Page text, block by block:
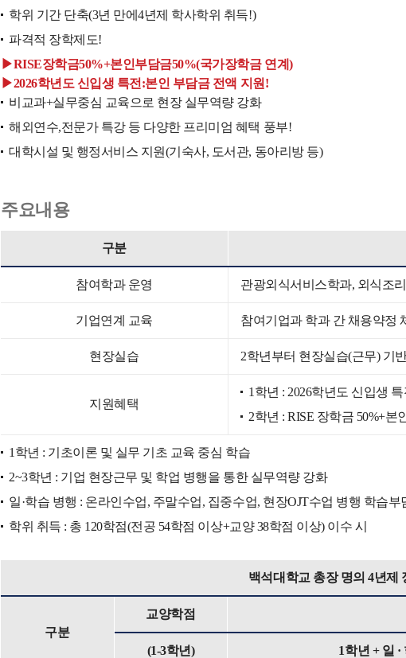
학위 기간 단축(3년 만에4년제 학사학위 취득!)
파격적 장학제도!
▶RISE장학금50%+본인부담금50%(국가장학금 연계)
▶2026학년도 신입생 특전:본인 부담금 전액 지원!
비교과+실무중심 교육으로 현장 실무역량 강화
해외연수,전문가 특강 등 다양한 프리미엄 혜택 풍부!
대학시설 및 행정서비스 지원(기숙사, 도서관, 동아리방 등)
주요내용
구분
참여학과 운영 관광외식서비스학과, 외식조
기업연계 교육 참여기업과 학과 간 채용약정
현장실습 2학년부터 현장실습(근무) 기
지원혜택
1학년 : 2026학년도 신입생
2학년 : RISE 장학금 50%+
1학년 : 기초이론 및 실무 기초 교육 중심 학습
2~3학년 : 기업 현장근무 및 학업 병행을 통한 실무역량 강화
일·학습 병행 : 온라인수업, 주말수업, 집중수업, 현장OJT수업 병행 학습부
학위 취득 : 총 120학점(전공 54학점 이상+교양 38학점 이상) 이수 시
백석대학교 총장 명의 4년제
구분
교양학점
(1-3학년)
1학년 + 일